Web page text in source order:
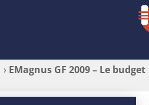
› EMagnus GF 2009 – Le budget